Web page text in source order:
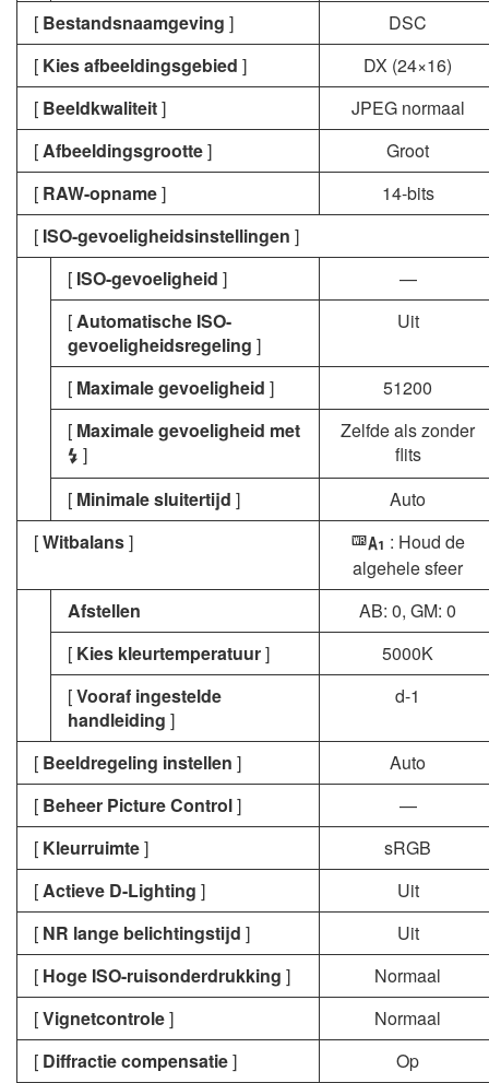
[ Bestandsnaamgeving ]
DSC
[ Kies afbeeldingsgebied ]
DX (24×16)
[ Beeldkwaliteit]
JPEG normaal
[Afbeeldingsgrootte]
Groot
[ RAW-opname]
14-bits
[ ISO-gevoeligheidsinstellingen ]
[ ISO-gevoeligheid ]
—
[Automatische ISO-
gevoeligheidsregeling ]
Uit
[ Maximale gevoeligheid ]
51200
[ Maximale gevoeligheid met
c ]
Zelfde als zonder
flits
[ Minimale sluitertijd ]
Auto
[Witbalans] j : Houd de
algehele sfeer
Afstellen
AB: 0, GM: 0
[ Kies kleurtemperatuur]
5000K
[Vooraf ingestelde
handleiding ]
d-1
[ Beeldregeling instellen ]
Auto
[ Beheer Picture Control]
—
[ Kleurruimte]
sRGB
[Actieve D-Lighting ]
Uit
[ NR lange belichtingstijd ]
Uit
[ Hoge ISO-ruisonderdrukking ]
Normaal
[Vignetcontrole]
Normaal
[ Diffractie compensatie]
Op